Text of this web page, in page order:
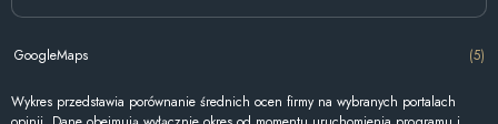
GoogleMaps (5)
Wykres przedstawia porównanie średnich ocen firmy na wybranych portalach